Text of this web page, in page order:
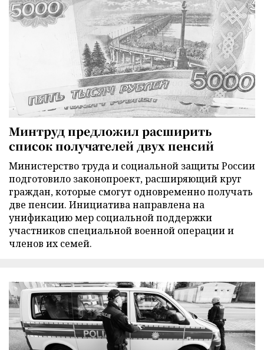
Минтруд предложил расширить
список получателей двух пенсий
Министерство труда и социальной защиты России
подготовило законопроект, расширяющий круг
граждан, которые смогут одновременно получать
две пенсии. Инициатива направлена на
унификацию мер социальной поддержки
участников специальной военной операции и
членов их семей.